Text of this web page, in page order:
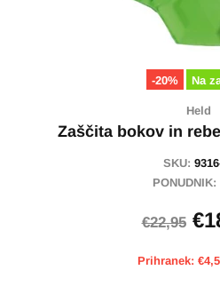
-20% Na
Held
Zaščita bokov in
SKU:
PONUDNIK:
€22,95
Prihranek: